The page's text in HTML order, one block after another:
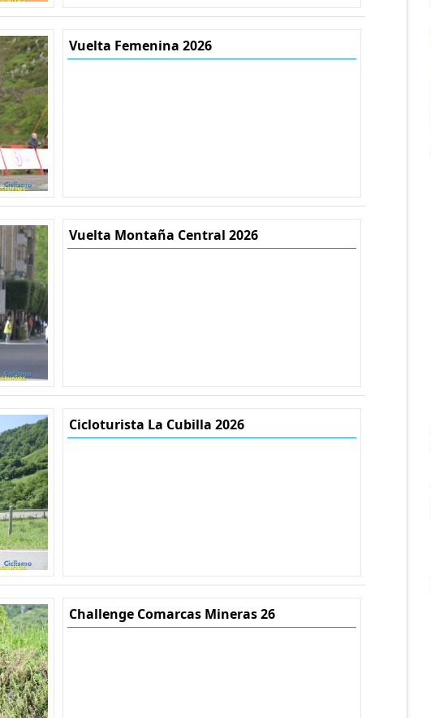
Vuelta Femenina 2026
Vuelta Montaña Central 2026
Cicloturista La Cubilla 2026
Challenge Comarcas Mineras 26